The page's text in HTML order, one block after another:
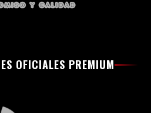
OFICIALES PREMIUM